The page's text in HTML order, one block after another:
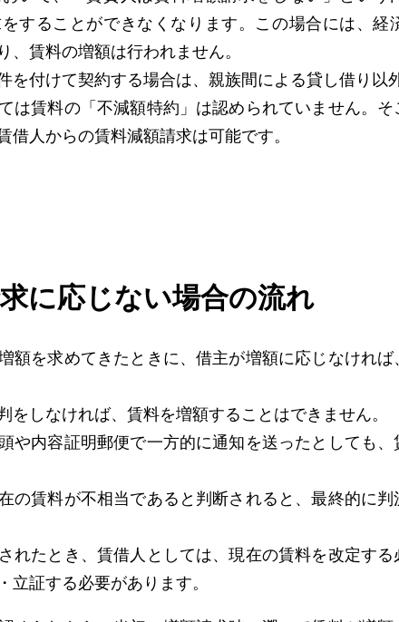
することができなくなります。この場合には、経
、賃料の増額は行われません。
を付けて契約する場合は、親族間による貸し借り以
は賃料の「不減額特約」は認められていません。
借人からの賃料減額請求は可能です。
に応じない場合の流れ
額を求めてきたときに、借主が増額に応じなけれ
をしなければ、賃料を増額することはできません。
や内容証明郵便で一方的に通知を送ったとしても
の賃料が不相当であると判断されると、最終的に
れたとき、賃借人としては、現在の賃料を改定す
立証する必要があります。